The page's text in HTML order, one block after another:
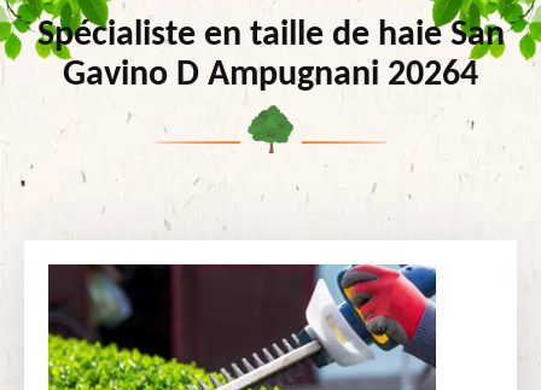
Spécialiste en taille de haie San
Gavino D Ampugnani 20264